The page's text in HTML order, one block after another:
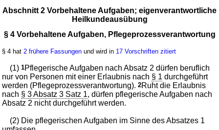
Abschnitt 2 Vorbehaltene Aufgaben; eigenverantwortliche
Heilkundeausübung
§ 4 Vorbehaltene Aufgaben, Pflegeprozessverantwortung
§ 4 hat2 frühere Fassungen und wird in 17 Vorschriften zitiert
(1)1Pflegerische Aufgaben nach Absatz 2 dürfen beruflich
nur von Personen mit einer Erlaubnis nach § 1 durchgeführt
werden (Pflegeprozessverantwortung).2Ruht die Erlaubnis
nach § 3 Absatz 3 Satz 1, dürfen pflegerische Aufgaben nach
Absatz 2 nicht durchgeführt werden.
(2) Die pflegerischen Aufgaben im Sinne des Absatzes 1